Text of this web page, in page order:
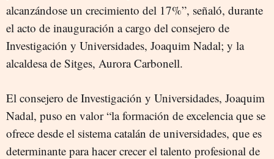
alcanzándose un crecimiento del 17%”, señaló, durante
el acto de inauguración a cargo del consejero de
Investigación y Universidades, Joaquim Nadal; y la
alcaldesa de Sitges, Aurora Carbonell.
El consejero de Investigación y Universidades, Joaquim
Nadal, puso en valor “la formación de excelencia que se
ofrece desde el sistema catalán de universidades, que es
determinante para hacer crecer el talento profesional de